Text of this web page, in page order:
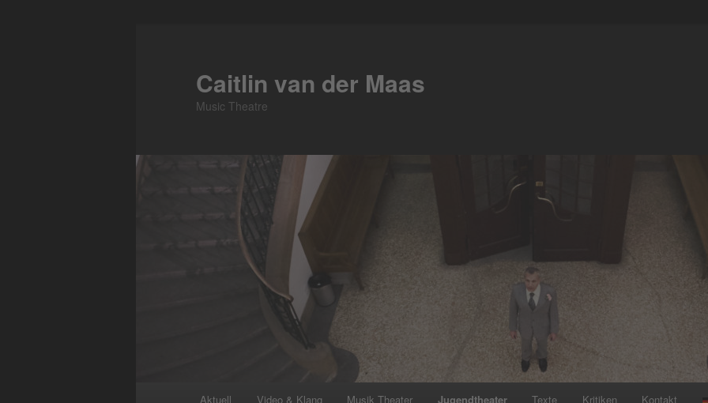
Caitlin van der Maas
Music Theatre
Aktuell Video & Klang Musik Theater Jugendtheater Texte Kritiken Kontakt